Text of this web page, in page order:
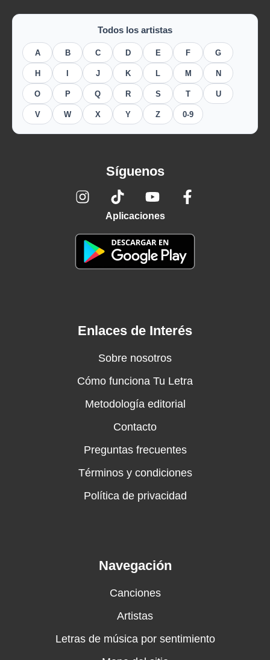
Todos los artistas
A B C D E F G
H J K L M N
O P Q R S T U
V W X Y Z 0-9
Síguenos
Aplicaciones
Enlaces de Interés
Sobre nosotros
Cómo funciona Tu Letra
Metodología editorial
Contacto
Preguntas frecuentes
Términos y condiciones
Política de privacidad
Navegación
Canciones
Artistas
Letras de música por sentimiento